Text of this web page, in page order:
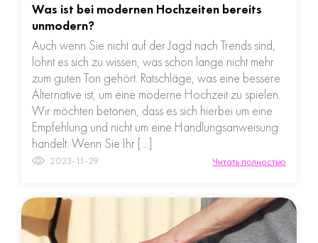
Was ist bei modernen Hochzeiten bereits
unmodern?
Auch wenn Sie nicht auf der Jagd nach Trends sind,
lohnt es sich zu wissen, was schon lange nicht mehr
zum guten Ton gehört. Ratschläge, was eine bessere
Alternative ist, um eine moderne Hochzeit zu spielen.
Wir möchten betonen, dass es sich hierbei um eine
Empfehlung und nicht um eine Handlungsanweisung
handelt. Wenn Sie Ihr […]
2023-11-29 Читать полностью